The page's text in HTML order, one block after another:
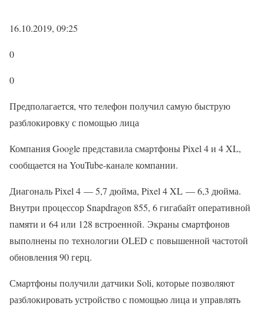
16.10.2019, 09:25
0
0
Предполагается, что телефон получил самую быструю
разблокировку с помощью лица
Компания Google представила смартфоны Pixel 4 и 4 XL,
сообщается на YouTube-канале компании.
Диагональ Pixel 4 — 5,7 дюйма, Pixel 4 XL — 6,3 дюйма.
Внутри процессор Snapdragon 855, 6 гигабайт оперативной
памяти и 64 или 128 встроенной. Экраны смартфонов
выполнены по технологии OLED с повышенной частотой
обновления 90 герц.
Смартфоны получили датчики Soli, которые позволяют
разблокировать устройство с помощью лица и управлять